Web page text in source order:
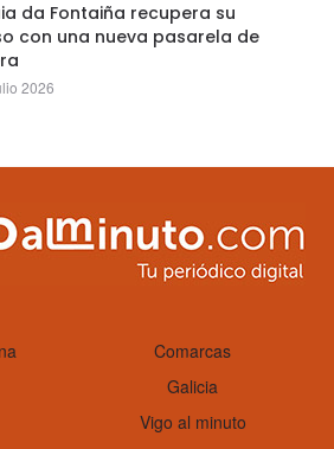
da Fontaiña recupera su
con una nueva pasarela de
2026
Comarcas
Galicia
Vigo al minuto